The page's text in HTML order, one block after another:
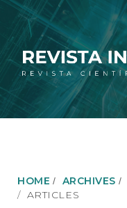
M
a
n
N
a
g
n
M
HOME ARCHIVES
ARTICLES